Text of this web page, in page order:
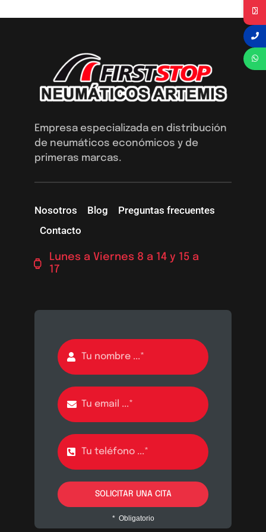
Empresa especializada en distribución
de neumáticos económicos y de
primeras marcas.
Nosotros Blog
Preguntas frecuentes
Contacto
Lunes a Viernes 8 a 14 y 15 a
17
SOLICITAR UNA CITA
* Obligatorio